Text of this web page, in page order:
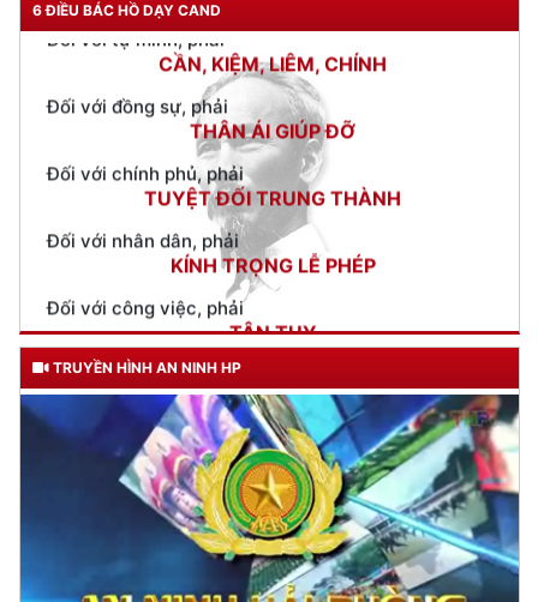
6 ĐIỀU BÁC HỒ DẠY CAND
Đối với đồng sự, phải
THÂN ÁI GIÚP ĐỠ
Đối với chính phủ, phải
TUYỆT ĐỐI TRUNG THÀNH
Đối với nhân dân, phải
KÍNH TRỌNG LỄ PHÉP
Đối với công việc, phải
TẬN TỤY
Đối với địch, phải
CƯƠNG QUYẾT, KHÔN KHÉO
Trích thư Chủ tịch Hồ Chí Minh
gửi Công an Khu XII,
ngày 11 tháng 3 năm 1948.
TRUYỀN HÌNH AN NINH HP